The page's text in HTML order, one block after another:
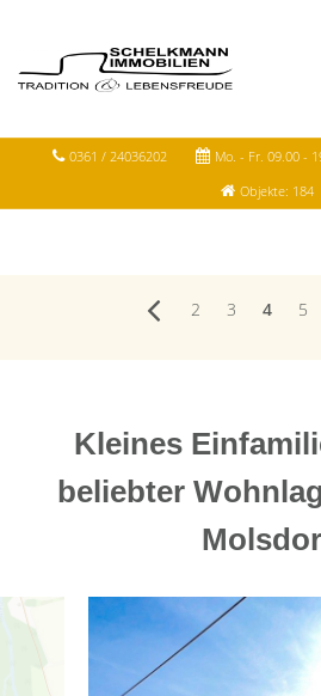
0361 / 24036202 Mo. - Fr. 09.00 -
Objekte: 184
2 3 4 5
Kleines
beliebter